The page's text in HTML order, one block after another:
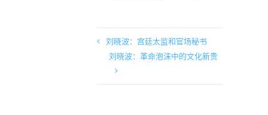
刘晓波：宫廷太监和官场秘书
刘晓波：革命泡沫中的文化新贵